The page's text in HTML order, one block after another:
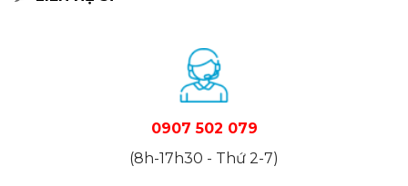
0907 502 079
(8h-17h30 - Thứ 2-7)